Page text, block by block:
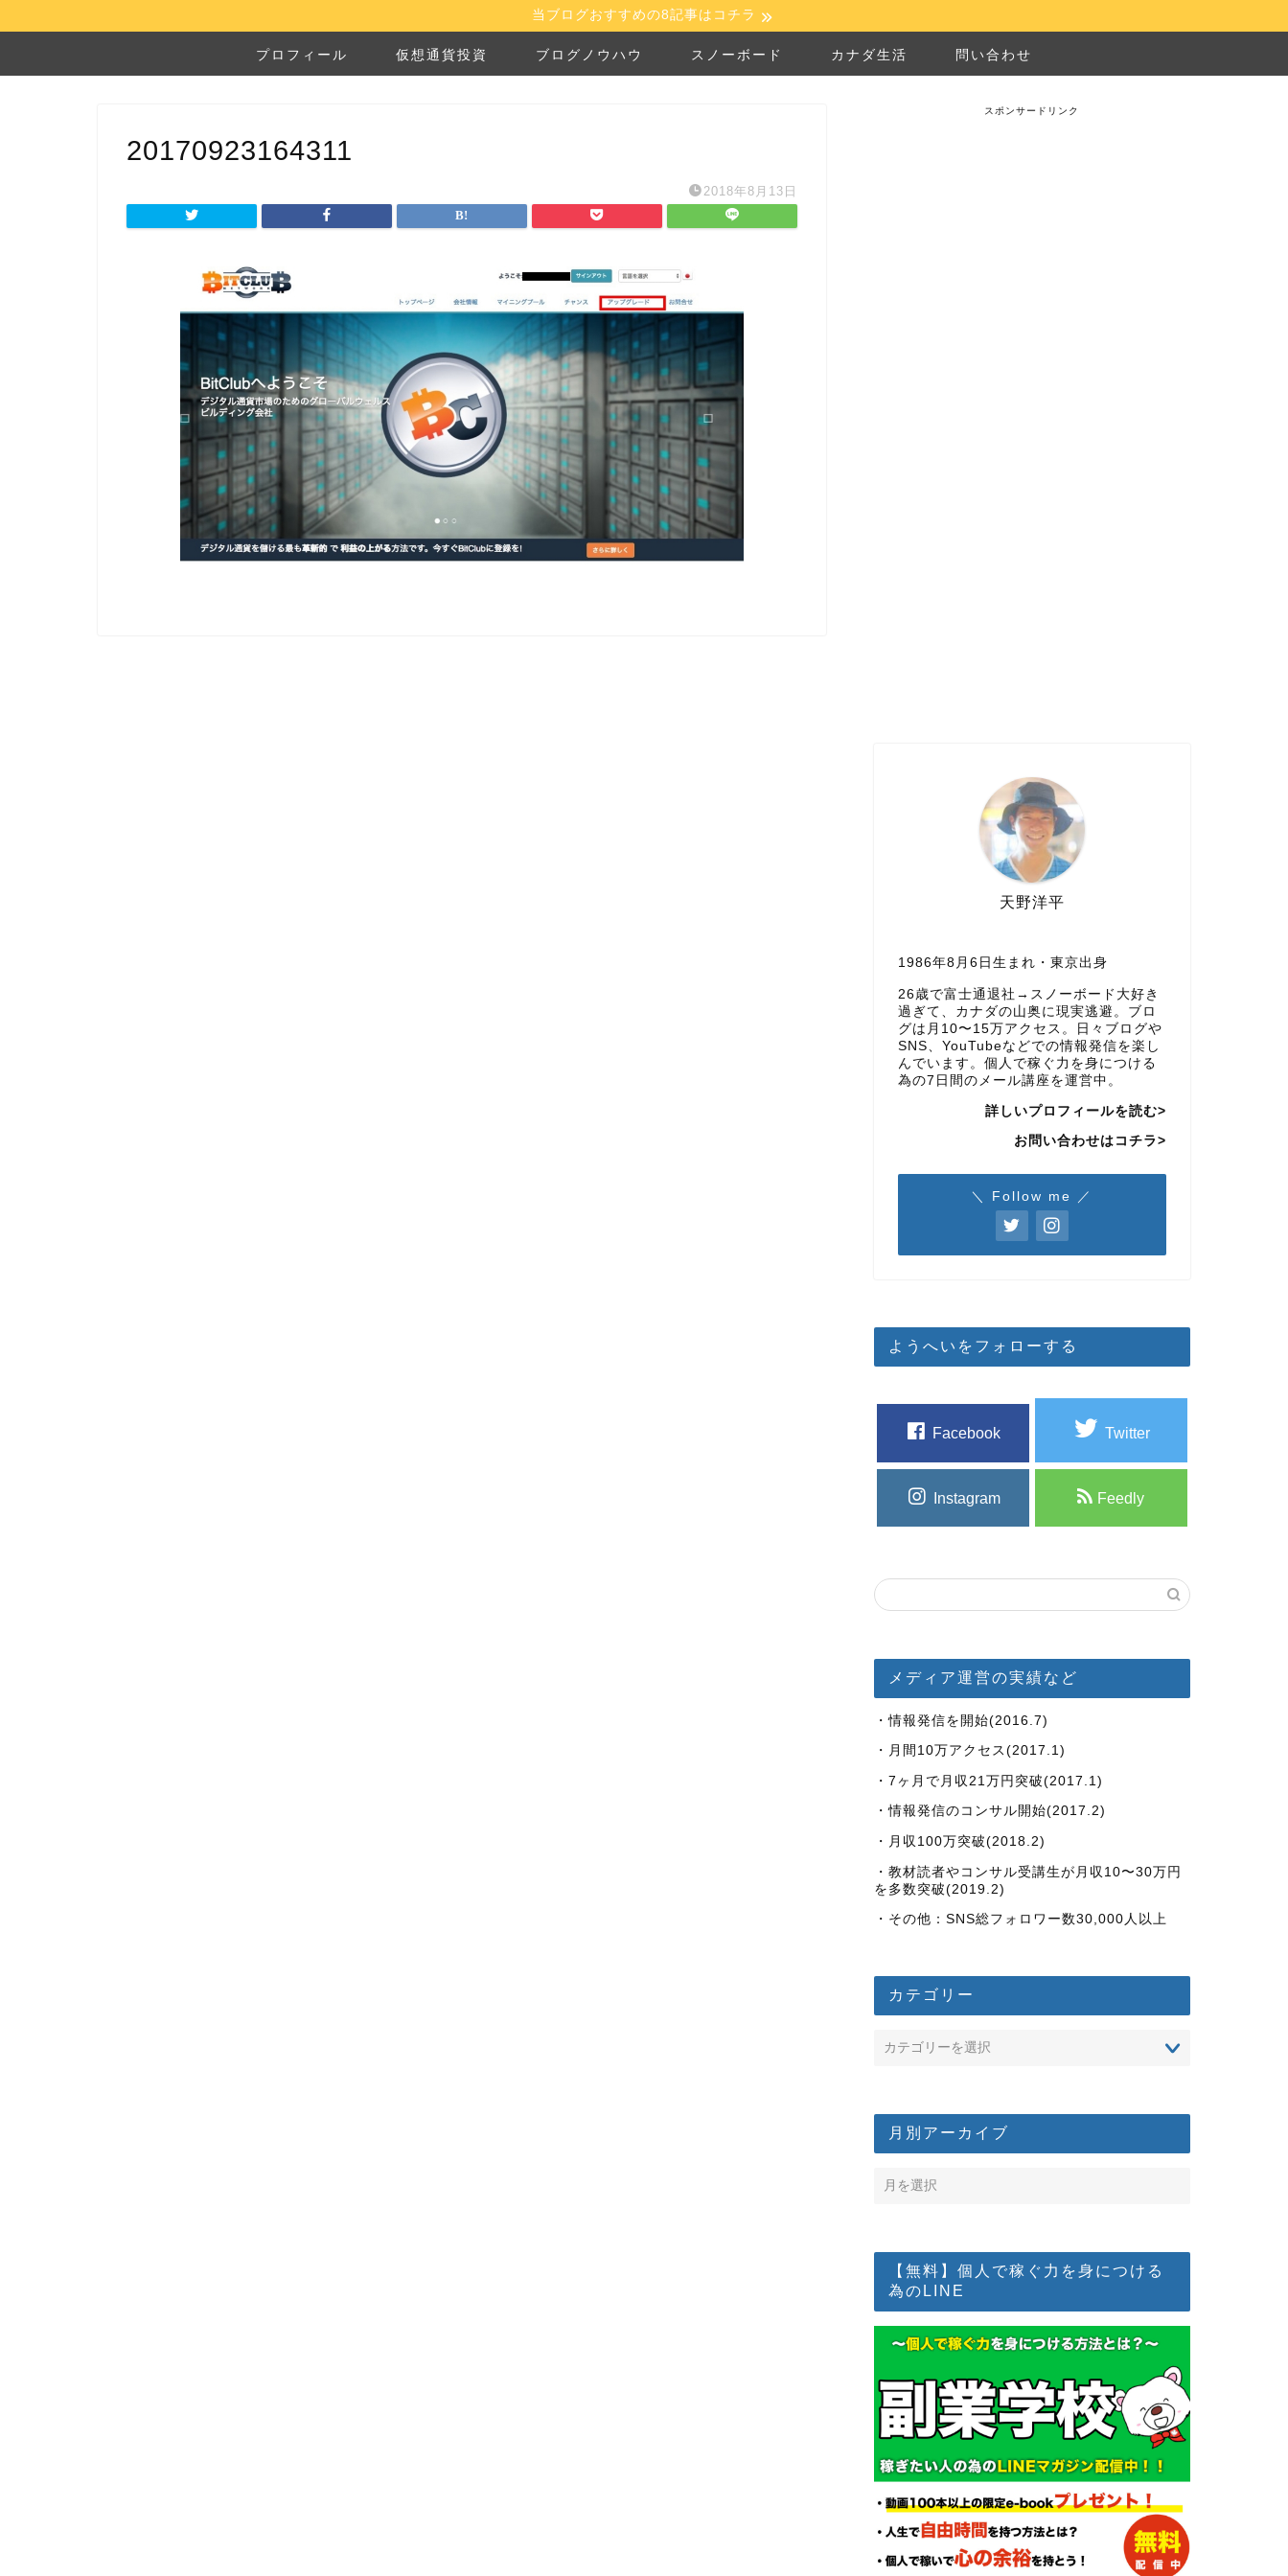
当ブログおすすめの8記事はコチラ
プロフィール 仮想通貨投資 ブログノウハウ スノーボード カナダ生活 問い合わせ
20170923164311
2018年8月13日
スポンサードリンク
天野洋平
1986年8月6日生まれ・東京出身
26歳で富士通退社→スノーボード大好き
過ぎて、カナダの山奥に現実逃避。ブロ
グは月10〜15万アクセス。日々ブログや
SNS、YouTubeなどでの情報発信を楽し
んでいます。個人で稼ぐ力を身につける
為の7日間のメール講座を運営中。
詳しいプロフィールを読む>
お問い合わせはコチラ>
＼ Follow me ／
ようへいをフォローする
Facebook Twitter
Instagram Feedly
メディア運営の実績など
・情報発信を開始(2016.7)
・月間10万アクセス(2017.1)
・7ヶ月で月収21万円突破(2017.1)
・情報発信のコンサル開始(2017.2)
・月収100万突破(2018.2)
・教材読者やコンサル受講生が月収10〜30万円
を多数突破(2019.2)
・その他：SNS総フォロワー数30,000人以上
カテゴリー
月別アーカイブ
【無料】個人で稼ぐ力を身につける
為のLINE